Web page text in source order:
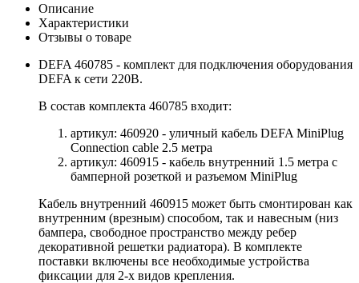
Описание
Характеристики
Отзывы о товаре
DEFA 460785 - комплект для подключения оборудования
DEFA к сети 220В.
В состав комплекта 460785 входит:
артикул: 460920 - уличный кабель DEFA MiniPlug
Connection cable 2.5 метра
артикул: 460915 - кабель внутренний 1.5 метра с
бамперной розеткой и разъемом MiniPlug
Кабель внутренний 460915 может быть смонтирован как
внутренним (врезным) способом, так и навесным (низ
бампера, свободное пространство между ребер
декоративной решетки радиатора). В комплекте
поставки включены все необходимые устройства
фиксации для 2-х видов крепления.